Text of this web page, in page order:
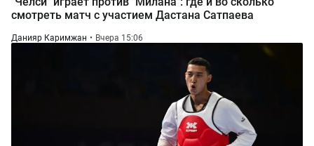
смотреть матч с участием Дастана Сатпаева
Данияр Каримжан Вчера 15:06